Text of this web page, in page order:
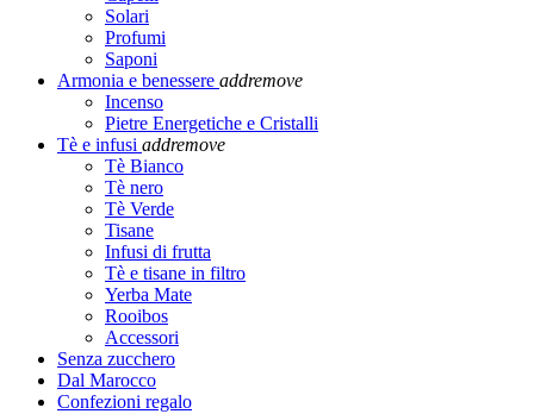
Solari
Profumi
Saponi
Armonia e benessere addremove
Incenso
Pietre Energetiche e Cristalli
Tè e infusi addremove
Tè Bianco
Tè nero
Tè Verde
Tisane
Infusi di frutta
Tè e tisane in filtro
Yerba Mate
Rooibos
Accessori
Senza zucchero
Dal Marocco
Confezioni regalo